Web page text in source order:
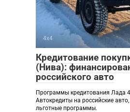
4х4
Кредитование
(Нива):
российского авто
Программы кредитования Лада
Автокредиты на российские
льготные программы.